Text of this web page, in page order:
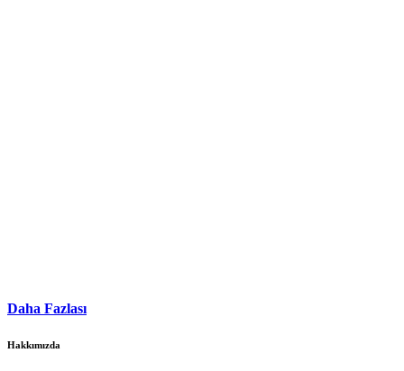
Daha Fazlası
Hakkımızda